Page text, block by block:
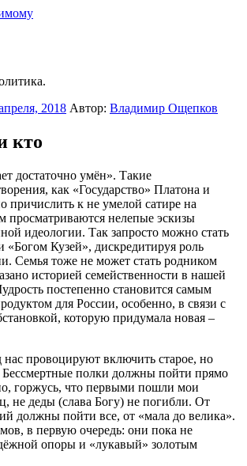
2018 Автор: Владимир Ощепков
кто
достаточно умён». Такие
как «Государство» Платона и
к не умелой сатире на
просматриваются нелепые эскизы
идеологии. Так запросто можно стать
«Богом Кузей», дискредитируя роль
Семья тоже не может стать родником
историей семейственности в нашей
постепенно становится самым
для России, особенно, в связи с
которую придумала новая –
нас провоцируют включить старое, но
полки должны пойти прямо
горжусь, что первыми пошли мои
не деды (слава Богу) не погибли. От
должны пойти все, от «мала до велика».
в первую очередь: они пока не
опоры и «лукавый» золотым